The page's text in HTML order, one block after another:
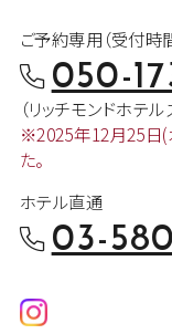
ご予約専用（受付時
050-
（リッチモンドホテ
※2025年12月25日(
た。
ホテル直通
03-